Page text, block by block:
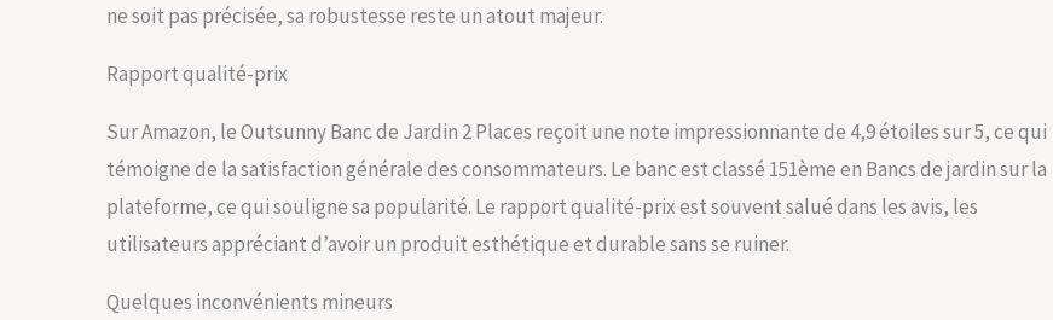
ne soit pas précisée, sa robustesse reste un atout majeur.
Rapport qualité-prix
Sur Amazon, le Outsunny Banc de Jardin 2 Places reçoit une note impressionnante de 4,9 étoiles sur 5, ce qui
témoigne de la satisfaction générale des consommateurs. Le banc est classé 151ème en Bancs de jardin sur la
plateforme, ce qui souligne sa popularité. Le rapport qualité-prix est souvent salué dans les avis, les
utilisateurs appréciant d’avoir un produit esthétique et durable sans se ruiner.
Quelques inconvénients mineurs